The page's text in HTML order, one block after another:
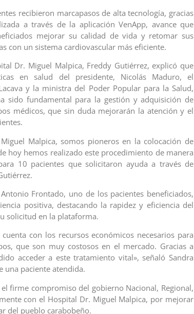
recibieron marcapasos de alta tecnología, gracias
a través de la aplicación VenApp, avance que
mejorar su calidad de vida y retomar sus
con un sistema cardiovascular más eficiente.
Dr. Miguel Malpica, Freddy Gutiérrez, explicó que
en salud del presidente, Nicolás Maduro, el
y la ministra del Poder Popular para la Salud,
sido fundamental para la gestión y adquisición de
médicos, que sin duda mejorarán la atención y el
Malpica, somos pioneros en la colocación de
hoy hemos realizado este procedimiento de manera
10 pacientes que solicitaron ayuda a través de
Frontado, uno de los pacientes beneficiados,
positiva, destacando la rapidez y eficiencia del
solicitud en la plataforma.
con los recursos económicos necesarios para
que son muy costosos en el mercado. Gracias a
acceder a este tratamiento vital», señaló Sandra
una paciente atendida.
firme compromiso del gobierno Nacional, Regional,
con el Hospital Dr. Miguel Malpica, por mejorar
del pueblo carabobeño.